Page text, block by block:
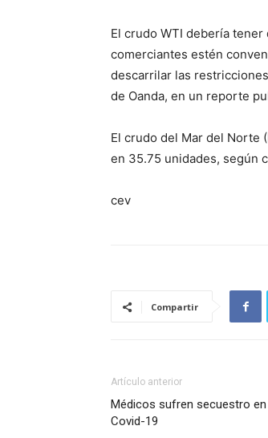
El crudo WTI debería
comerciantes estén
descarrilar las
de Oanda, en un reporte
El crudo del Mar del Norte
en 35.75 unidades, según
cev
Compartir
Artículo anterior
Médicos sufren secuestro
Covid-19